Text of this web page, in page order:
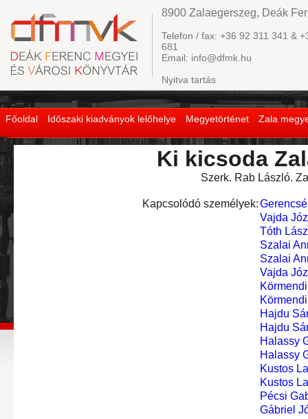
Főoldal Időszaki kiadványok lelőhelye Megyetörténet Zala
8900 Zalaegerszeg, Deák
Telefon / fax: +36 92 311 341 &
681
Email: info@dfmk.hu
Nyitva tartás
Ki kicsoda
Szerk. Rab László.
Kapcsolódó személyek:
Vajda
Tóth
Szalai
Szalai
Vajda
Hajdu
Hajdu
Halassy
Halassy
Kustos
Kustos
Pécsi
Gábriel